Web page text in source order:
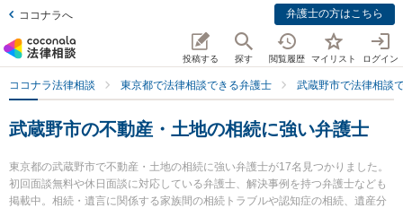
ココナラへ 弁護士の方はこちら
投稿する 探す 閲覧履歴 マイリスト ログイン
ココナラ法律相談 東京都で法律相談できる弁護士 武蔵野市で法律相談
武蔵野市の不動産・土地の相続に強い弁護士
東京都の武蔵野市で不動産・土地の相続に強い弁護士が17名見つかりました。
初回面談無料や休日面談に対応している弁護士、解決事例を持つ弁護士なども
掲載中。相続・遺言に関係する家族間の相続トラブルや認知症の相続、遺産分